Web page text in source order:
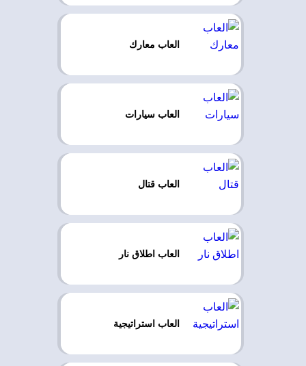
العاب معارك
العاب سيارات
العاب قتال
العاب اطلاق نار
العاب استراتيجية